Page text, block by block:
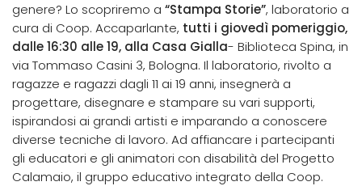
genere? Lo scopriremo a “Stampa Storie”, laboratorio a
cura di Coop. Accaparlante, tutti i giovedì pomeriggio,
dalle 16:30 alle 19, alla Casa Gialla- Biblioteca Spina, in
via Tommaso Casini 3, Bologna. Il laboratorio, rivolto a
ragazze e ragazzi dagli 11 ai 19 anni, insegnerà a
progettare, disegnare e stampare su vari supporti,
ispirandosi ai grandi artisti e imparando a conoscere
diverse tecniche di lavoro. Ad affiancare i partecipanti
gli educatori e gli animatori con disabilità del Progetto
Calamaio, il gruppo educativo integrato della Coop.